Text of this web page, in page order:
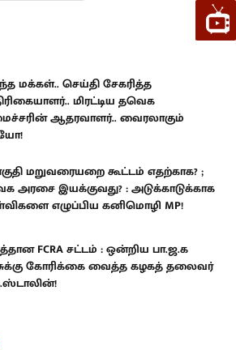
மக்கள்.. செய்தி சேகரித்த
மிரட்டிய தவெக
ஆதரவாளர்.. வைரலாகும்
மறுவரையறை கூட்டம் எதற்காக? ;
அரசை இயக்குவது? : அடுக்காடுக்காக
எழுப்பிய கனிமொழி MP!
FCRA சட்டம் : ஒன்றிய பா.ஜ.க
கோரிக்கை வைத்த கழகத் தலைவர்